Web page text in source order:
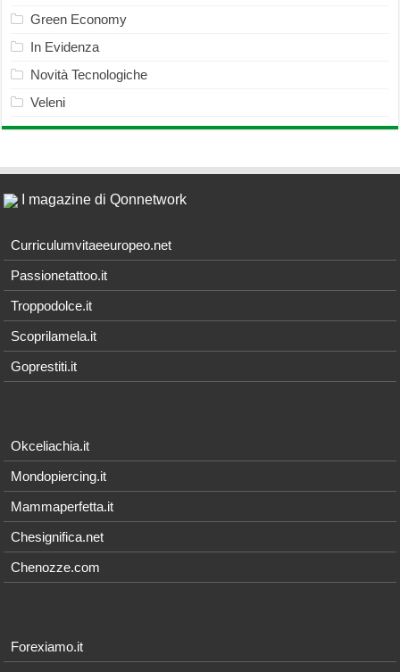
Green Economy
In Evidenza
Novità Tecnologiche
Veleni
I magazine di Qonnetwork
Curriculumvitaeeuropeo.net
Passionetattoo.it
Troppodolce.it
Scoprilamela.it
Goprestiti.it
Okceliachia.it
Mondopiercing.it
Mammaperfetta.it
Chesignifica.net
Chenozze.com
Forexiamo.it